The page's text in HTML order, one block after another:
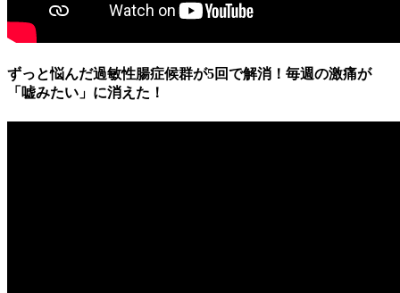
ずっと悩んだ過敏性腸症候群が5回で解消！毎週の激痛が
「嘘みたい」に消えた！